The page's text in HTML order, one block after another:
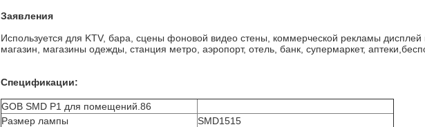
Заявления
Используется для KTV, бара, сцены фоновой видео стены, коммерческой рекламы дисплей
магазин, магазины одежды, станция метро, аэропорт, отель, банк, супермаркет,
Спецификации:
GOB SMD P1 для помещений.86
Размер лампы
SMD1515